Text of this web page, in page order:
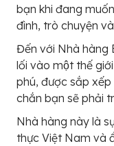
bạn khi đang
đình, trò chuyện
Đến với Nhà hàng
lối vào một thế
phú, được sắp
chắn bạn sẽ phải
Nhà hàng này là
thực Việt Nam và